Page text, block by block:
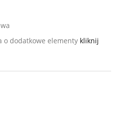
o dodatkowe elementy kliknij